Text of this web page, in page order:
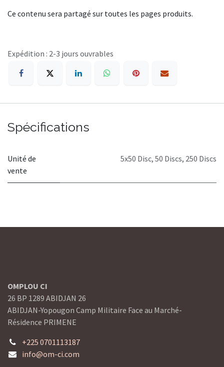
Ce contenu sera partagé sur toutes les pages produits.
Expédition : 2-3 jours ouvrables
Spécifications
Unité de
vente
5x50 Disc, 50 Discs, 250 Discs
OMPLOU CI
26 BP 1289 ABIDJAN 26
ABIDJAN-Yopougon Camp Militaire Face au Marché-
Résidence PRIMENE
+225 0701113187
info@om-ci.com